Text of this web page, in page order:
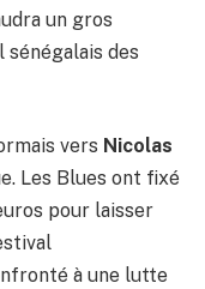
un gros
des
vers Nicolas
Les Blues ont fixé
pour laisser
à une lutte